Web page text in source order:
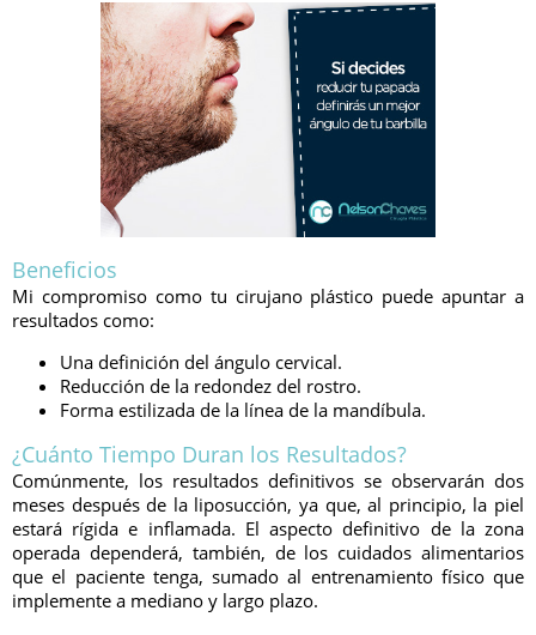
Beneficios
Mi compromiso como tu cirujano plástico puede apuntar a
resultados como:
Una definición del ángulo cervical.
Reducción de la redondez del rostro.
Forma estilizada de la línea de la mandíbula.
¿Cuánto Tiempo Duran los Resultados?
Comúnmente, los resultados definitivos se observarán dos
meses después de la liposucción, ya que, al principio, la piel
estará rígida e inflamada. El aspecto definitivo de la zona
operada dependerá, también, de los cuidados alimentarios
que el paciente tenga, sumado al entrenamiento físico que
implemente a mediano y largo plazo.